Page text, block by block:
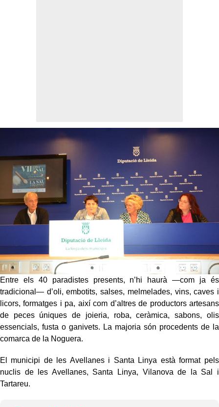
Entre els 40 paradistes presents, n’hi haurà —com ja és
tradicional— d’oli, embotits, salses, melmelades, vins, caves i
licors, formatges i pa, així com d’altres de productors artesans
de peces úniques de joieria, roba, ceràmica, sabons, olis
essencials, fusta o ganivets. La majoria són procedents de la
comarca de la Noguera.
El municipi de les Avellanes i Santa Linya està format pels
nuclis de les Avellanes, Santa Linya, Vilanova de la Sal i
Tartareu.